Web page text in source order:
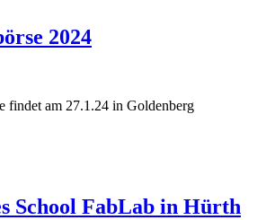
2024
findet am 27.1.24 in Goldenberg
School FabLab in Hürth